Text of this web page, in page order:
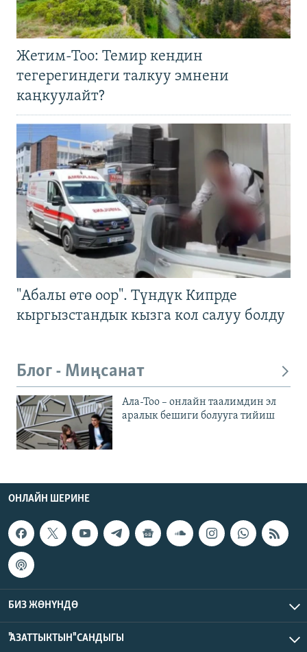
Жетим-Тоо: Темир кендин
тегерегиндеги талкуу эмнени
каңкуулайт?
"Абалы өтө оор". Түндүк Кипрде
кыргызстандык кызга кол салуу болду
Блог - Миңсанат
Ала-Тоо – онлайн таалимдин эл
аралык бешиги болууга тийиш
ОНЛАЙН ШЕРИНЕ
БИЗ ЖӨНҮНДӨ
"АЗАТТЫКТЫН" САНДЫГЫ